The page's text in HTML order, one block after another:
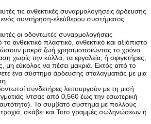
τις ανθεκτικές συναρμολογήσεις άρδευσης
συντήρηση-ελεύθερου συστήματος
οι οδοντωτές συναρμολογήσεις
ανθεκτικό πλαστικό, ανθεκτικό και αξιόπιστο
μακρά ζωή χρησιμοποιώντας το χρόνο
χωρίς την κόλλα, τα εργαλεία, ή σφιγκτήρες,
μη εύκολος να πέσει μακριά. Εκτός από το
ένα σύστημα άρδευσης σταλαγματιάς με μια
συνδετήρες λειτουργούν με τη μισή
ίντσας από 0,560 έως την εσωτερική
Το συμβατό σύστημα με πολλούς
σκάβει και Toro γραμμές σωληνώσεων ή